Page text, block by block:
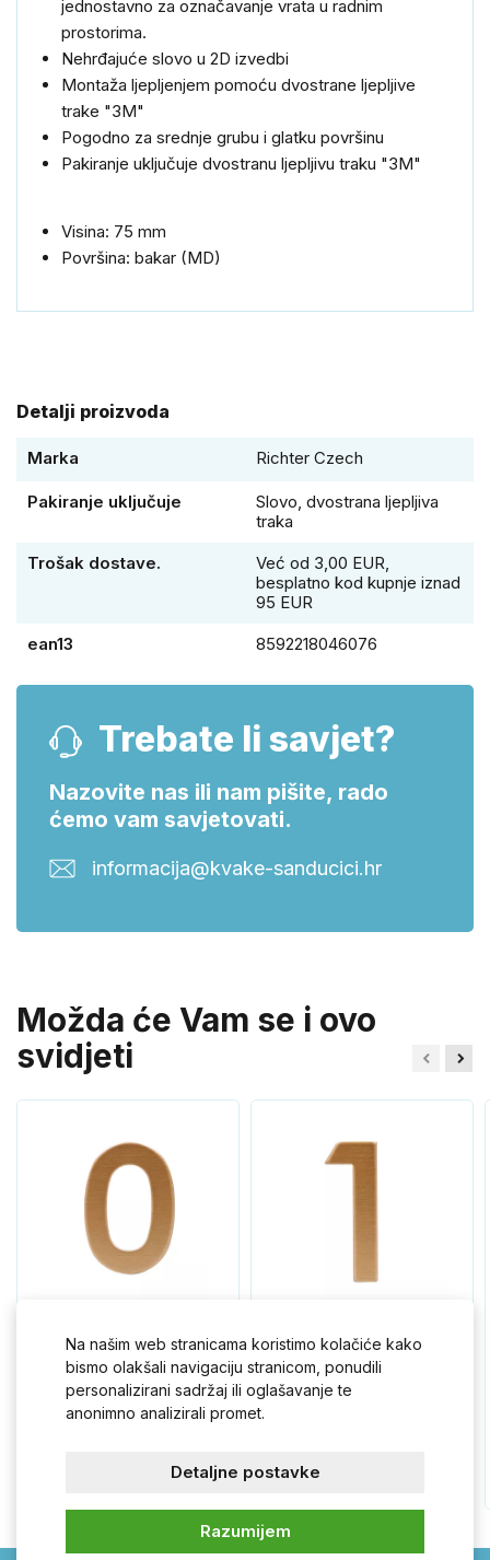
jednostavno za označavanje vrata u radnim
prostorima.
Nehrđajuće slovo u 2D izvedbi
Montaža ljepljenjem pomoću dvostrane ljepljive
trake "3M"
Pogodno za srednje grubu i glatku površinu
Pakiranje uključuje dvostranu ljepljivu traku "3M"
Visina: 75 mm
Površina: bakar (MD)
Detalji proizvoda
Marka Richter Czech
Pakiranje uključuje
Slovo, dvostrana ljepljiva
traka
Trošak dostave.
Već od 3,00 EUR,
besplatno kod kupnje iznad
95 EUR
ean13
8592218046076
Trebate li savjet?
Nazovite nas ili nam pišite, rado
ćemo vam savjetovati.
informacija@kvake-sanducici.hr
Možda će Vam se i ovo
svidjeti
RN.75L.MD broj "0"
75mm medenog
RN.75L.MB broj "1" 75mm
mjedeni
Na našim web stranicama koristimo kolačiće kako
bismo olakšali navigaciju stranicom, ponudili
personalizirani sadržaj ili oglašavanje te
anonimno analizirali promet.
Razumijem
Detaljne postavke